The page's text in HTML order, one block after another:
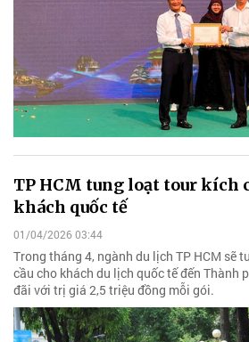
TP HCM tung loạt tour kích
khách quốc tế
01/04/2026 03:44
Trong tháng 4, ngành du lịch TP HCM sẽ
cầu cho khách du lịch quốc tế đến Thành
đãi với trị giá 2,5 triệu đồng mỗi gói.